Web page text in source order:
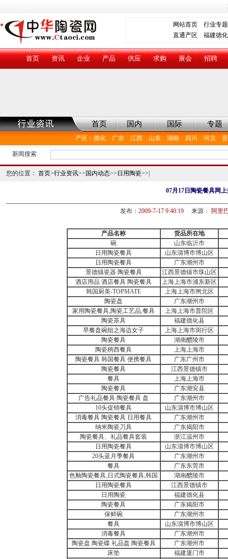
网站首页
行业专题
直通产区 福建德化
首页 资讯 企业 产品 供应 求购 展会 招聘
首页 国内 国际 专题
产区 ： 德化 广东 江西 山东 湖南 四川 河北
新闻搜索
您的位置： 首页>行业资讯>> 国内动态>> 日用陶瓷>>|
07月17日陶瓷餐具网
发布： 2009-7-17 9:40:19来源： 阿里
产品名称
货品所在地
碗
山东临沂市
日用陶瓷餐具
山东淄博市博山区
日用陶瓷餐具
广东潮州市
景德镇瓷器 陶瓷餐具
江西景德镇市珠山区
酒店用品 酒店餐具 陶瓷餐具
上海上海市浦东新区
韩国厨美-TOPMATE
上海上海市闸北区
陶瓷盘
广东潮州市
家用陶瓷餐具,陶瓷工艺品,餐具
上海上海市普陀区
陶瓷茶具
福建德化县
早餐盘碗组之海边女子
上海上海市闵行区
陶瓷餐具
湖南醴陵市
陶瓷柄西餐具
上海上海市
陶瓷餐具 韩国餐具 便携餐具
广东广州市
陶瓷餐具
江西景德镇市
餐具
上海上海市
陶瓷餐具
广东潮安县
广告礼品餐具 陶瓷餐具 盘
广东潮州市
10头促销餐具
山东淄博市博山区
消毒餐具 陶瓷餐具 日用餐具
广东潮州市
纳米陶瓷刀具
广东揭阳市
陶瓷餐具、礼品餐具套装
浙江温州市
日用陶瓷餐具
山东淄博市博山区
20头蓝月季餐具
广东潮州市
餐具
广东东莞市
色釉陶瓷餐具,日式陶瓷餐具,韩国
湖南醴陵市
日用陶瓷餐具
江西景德镇市
日用陶瓷
福建德化县
陶瓷餐具
广东揭阳市
保鲜碗
广东潮州市
餐具
山东淄博市博山区
消毒餐具
广东潮州市
陶瓷盘 陶瓷碟 礼品盘 陶瓷餐具
广东潮州市
床垫
福建厦门市